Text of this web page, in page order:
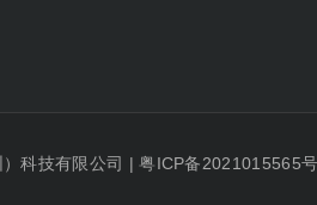
科技有限公司 |粤ICP备2021015565号